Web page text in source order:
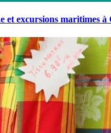
et excursions maritimes à